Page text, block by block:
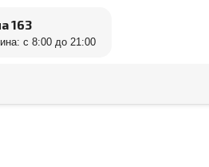
163
с 8:00 до 21:00